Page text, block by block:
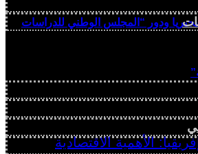
ودور “المجلس الوطني للدراسات